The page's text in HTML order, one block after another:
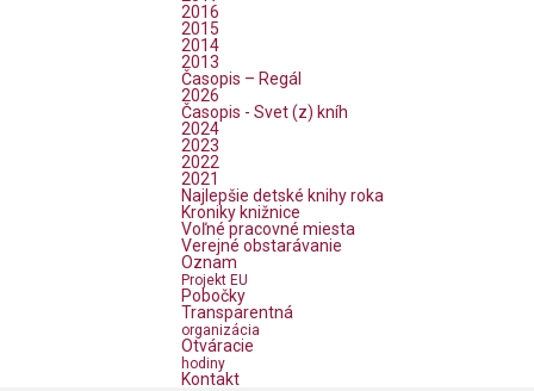
2016
2015
2014
2013
Časopis – Regál
2026
Časopis - Svet (z) kníh
2024
2023
2022
2021
Najlepšie detské knihy roka
Kroniky knižnice
Voľné pracovné miesta
Verejné obstarávanie
Oznam
Projekt EU
Pobočky
Transparentná
organizácia
Otváracie
hodiny
Kontakt